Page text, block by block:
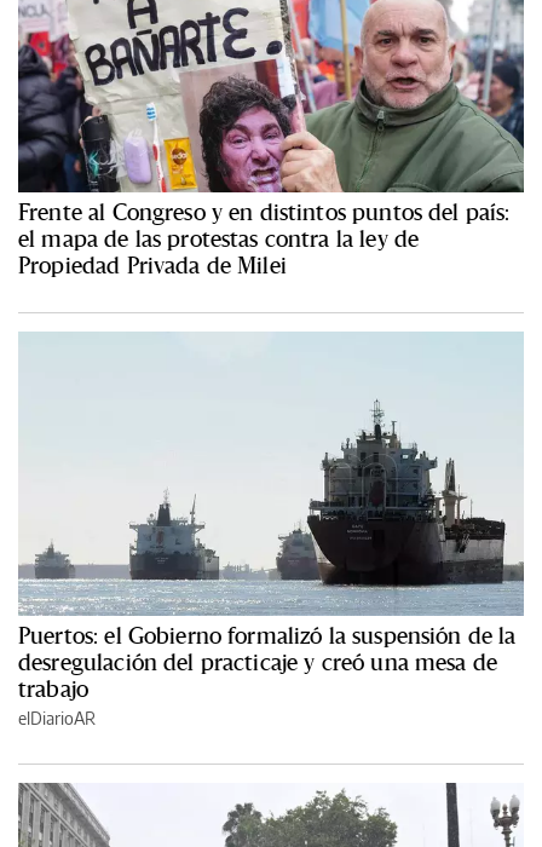
Frente al Congreso y en distintos puntos del país:
el mapa de las protestas contra la ley de
Propiedad Privada de Milei
Puertos: el Gobierno formalizó la suspensión de la
desregulación del practicaje y creó una mesa de
trabajo
elDiarioAR